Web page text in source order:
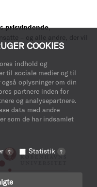
COOKIES
indhold og
til sociale medier og til
oplysninger om din
partnere inden for
og analysepartnere.
data med andre
som de har indsamlet
? Statistik ?
prisvindende,
– og alle andre, der vil